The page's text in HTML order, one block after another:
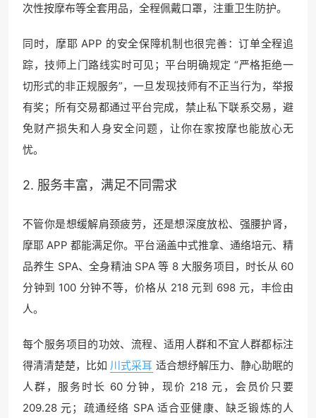
次性按摩布等全套用品，全程佩戴口罩，注重卫生防护。
同时，摩耶 APP 的安全保障机制也很完善：订单全程追
踪，技师上门路线实时可见；平台明确规定 “严格拒绝一
切形式的非正规服务”，一旦发现技师有不正当行为，举报
有奖；所有交易都通过平台完成，禁止私下联系交易，避
免财产损失和人身安全问题，让你在家按摩也能放心无
忧。
2. 服务丰富，满足不同需求
不管你是想缓解肩颈疲劳，还是想深度放松、强腰护肾，
摩耶 APP 都能满足你。平台涵盖中式推拿、通络培元、精
品养生 SPA、全身精油 SPA 等 8 大服务项目，时长从 60
分钟到 100 分钟不等，价格从 218 元到 698 元，丰俭由
人。
每个服务项目的功效、流程、适用人群和不宜人群都标注
得清清楚楚，比如 川式采耳 适合想纾解压力、静心助眠的
人群，服务时长 60 分钟，现价 218 元，会员价只要
209.28 元；疏通经络 SPA 适合亚健康、缺乏锻炼的人